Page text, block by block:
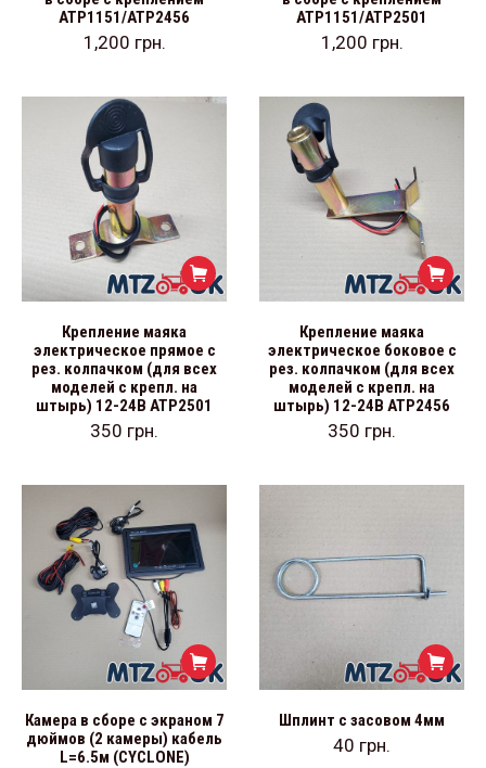
АТР1151/АТР2456
1,200 грн.
АТР1151/АТР2501
1,200 грн.
Крепление маяка
электрическое прямое с
рез. колпачком (для всех
моделей с крепл. на
штырь) 12-24В АТР2501
350 грн.
Крепление маяка
электрическое боковое с
рез. колпачком (для всех
моделей с крепл. на
штырь) 12-24В АТР2456
350 грн.
Камера в сборе с экраном 7
дюймов (2 камеры) кабель
L=6.5м (CYCLONE)
Шплинт с засовом 4мм
40 грн.